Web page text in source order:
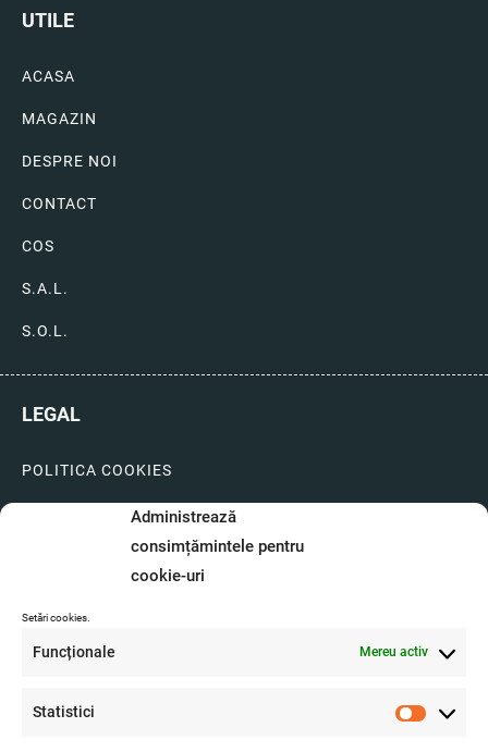
Administrează
consimțămintele pentru
cookie-uri
Setări cookies.
Funcționale Mereu activ
Statistici Statistici
UTILE
ACASA
MAGAZIN
DESPRE NOI
CONTACT
COS
S.A.L.
S.O.L.
LEGAL
POLITICA COOKIES
LIVRARI SI PLATI
GARANTIE SI SERVICE